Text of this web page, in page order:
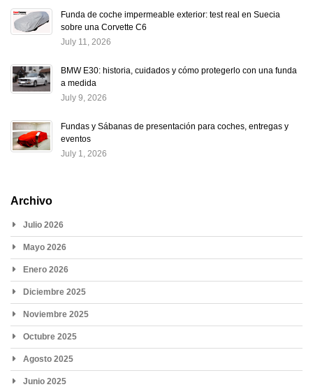
Funda de coche impermeable exterior: test real en Suecia
sobre una Corvette C6
July 11, 2026
BMW E30: historia, cuidados y cómo protegerlo con una funda
a medida
July 9, 2026
Fundas y Sábanas de presentación para coches, entregas y
eventos
July 1, 2026
Archivo
Julio 2026
Mayo 2026
Enero 2026
Diciembre 2025
Noviembre 2025
Octubre 2025
Agosto 2025
Junio 2025